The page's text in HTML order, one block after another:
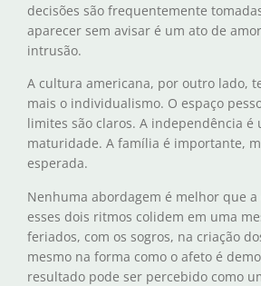
decisões são frequentemente
aparecer sem avisar é um ato de
intrusão.
A cultura americana, por outro lado,
mais o individualismo. O espaço
limites são claros. A independência é
maturidade. A família é importante,
esperada.
Nenhuma abordagem é melhor que
esses dois ritmos colidem em uma
feriados, com os sogros, na criação
mesmo na forma como o afeto é
resultado pode ser percebido como